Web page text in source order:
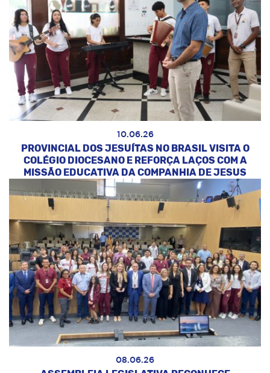
10.06.26
PROVINCIAL DOS JESUÍTAS NO BRASIL VISITA O
COLÉGIO DIOCESANO E REFORÇA LAÇOS COM A
MISSÃO EDUCATIVA DA COMPANHIA DE JESUS
08.06.26